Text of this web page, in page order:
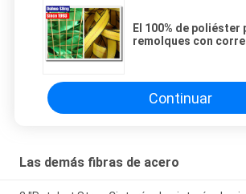
El 100% de poliéster
remolques con
Continuar
Las demás fibras de acero